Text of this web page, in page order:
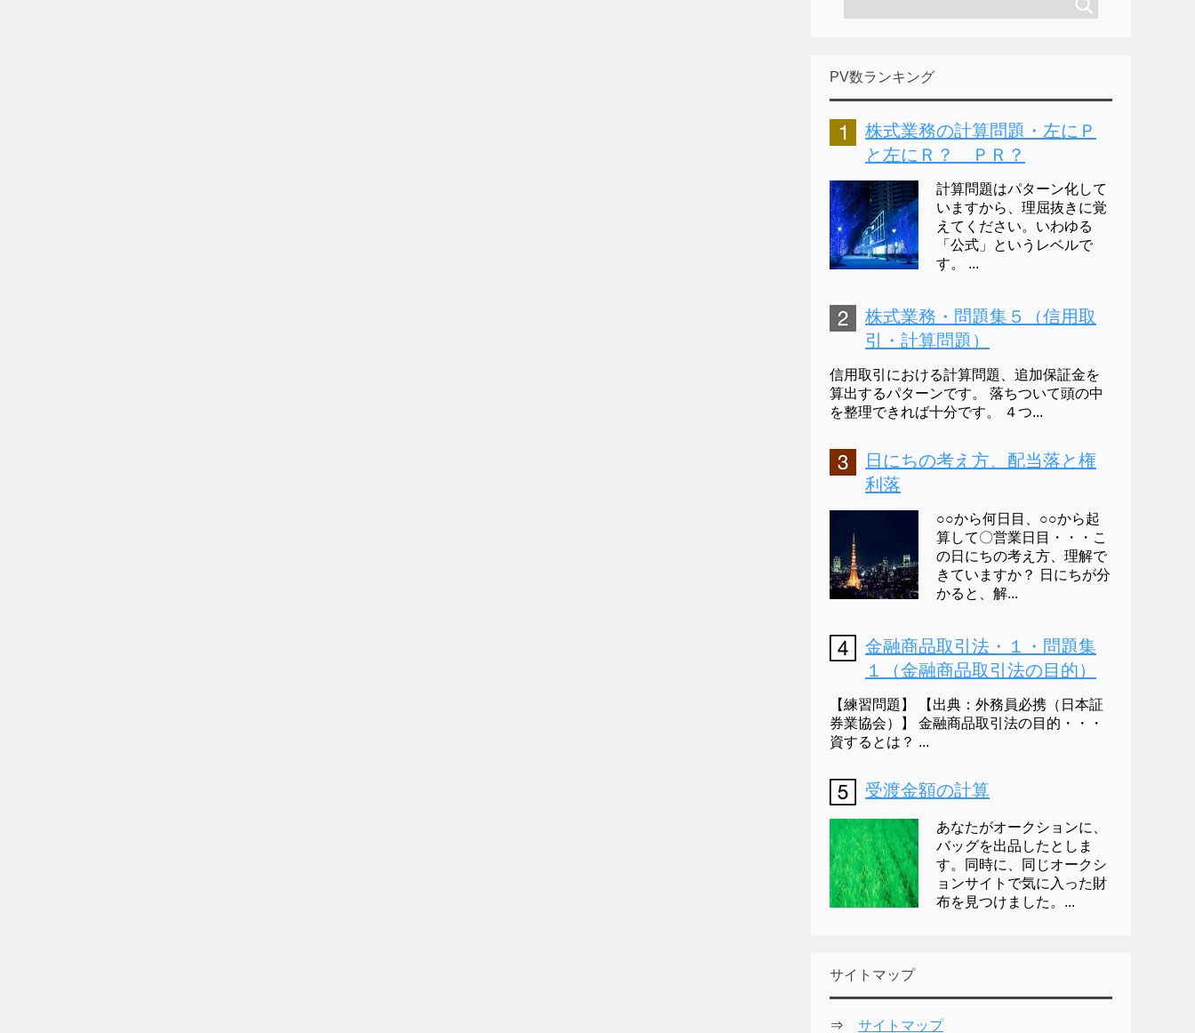
PV数ランキング
株式業務の計算問題・左にＰ
と左にＲ？ ＰＲ？
計算問題はパターン化して
いますから、理屈抜きに覚
えてください。いわゆる
「公式」というレベルで
す。 ...
株式業務・問題集５（信用取
引・計算問題）
信用取引における計算問題、追加保証金を
算出するパターンです。 落ちついて頭の中
を整理できれば十分です。 ４つ...
日にちの考え方、配当落と権
利落
○○から何日目、○○から起
算して〇営業日目・・・こ
の日にちの考え方、理解で
きていますか？ 日にちが分
かると、解...
金融商品取引法・１・問題集
１（金融商品取引法の目的）
【練習問題】 【出典：外務員必携（日本証
券業協会）】 金融商品取引法の目的・・・
資するとは？ ...
受渡金額の計算
あなたがオークションに、
バッグを出品したとしま
す。同時に、同じオークシ
ョンサイトで気に入った財
布を見つけました。...
サイトマップ
⇒ サイトマップ